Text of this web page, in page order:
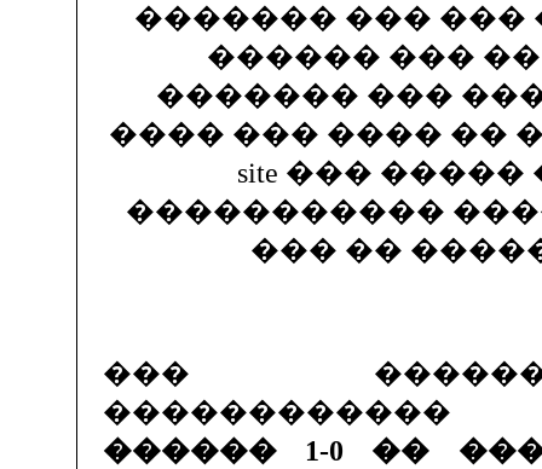
������� ��� ���
������ ���
������� ���
���� ��� ���� ��
site ��� �����
�����������
��� ��
���
������ 1-0 ��